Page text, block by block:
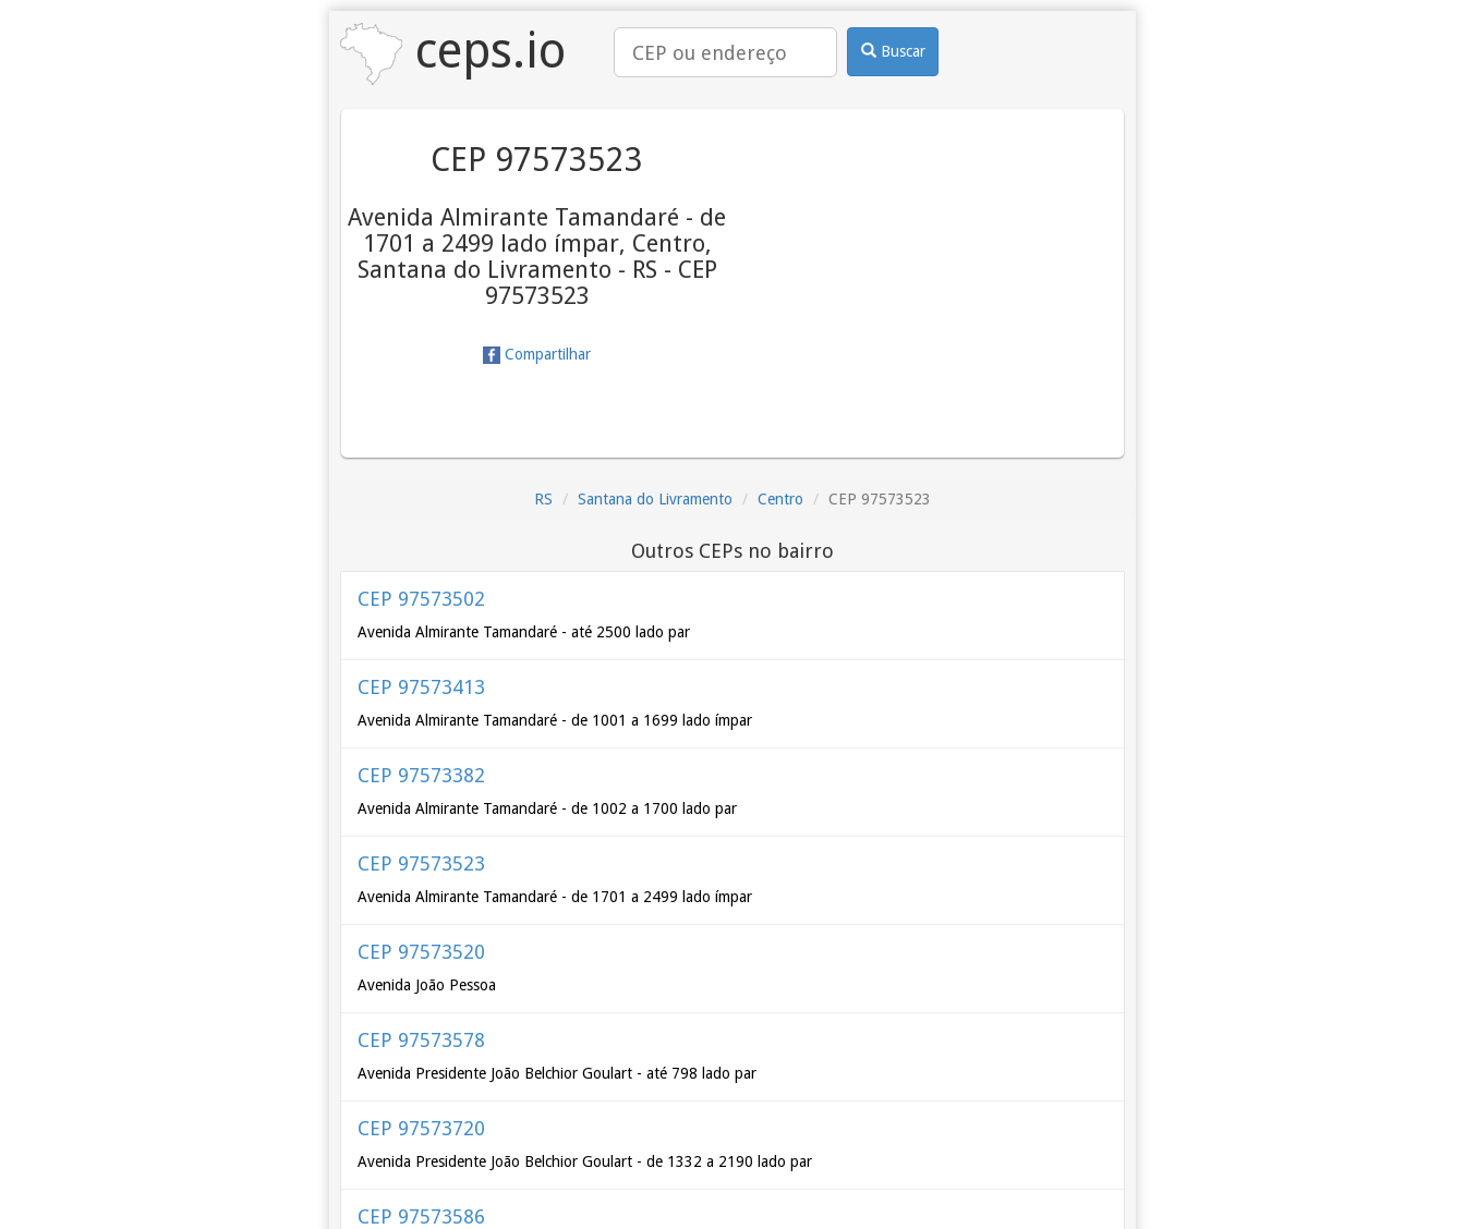
ceps.io Buscar
CEP 97573523
Avenida Almirante Tamandaré - de
1701 a 2499 lado ímpar, Centro,
Santana do Livramento - RS - CEP
97573523
Compartilhar
RS Santana do Livramento Centro CEP 97573523
Outros CEPs no bairro
CEP 97573502
Avenida Almirante Tamandaré - até 2500 lado par
CEP 97573413
Avenida Almirante Tamandaré - de 1001 a 1699 lado ímpar
CEP 97573382
Avenida Almirante Tamandaré - de 1002 a 1700 lado par
CEP 97573523
Avenida Almirante Tamandaré - de 1701 a 2499 lado ímpar
CEP 97573520
Avenida João Pessoa
CEP 97573578
Avenida Presidente João Belchior Goulart - até 798 lado par
CEP 97573720
Avenida Presidente João Belchior Goulart - de 1332 a 2190 lado par
CEP 97573586